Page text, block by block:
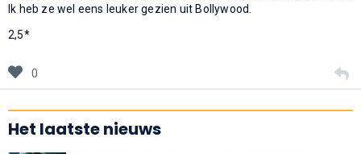
Ik heb ze wel eens leuker gezien uit Bollywood.
2,5*
0
Het laatste nieuws